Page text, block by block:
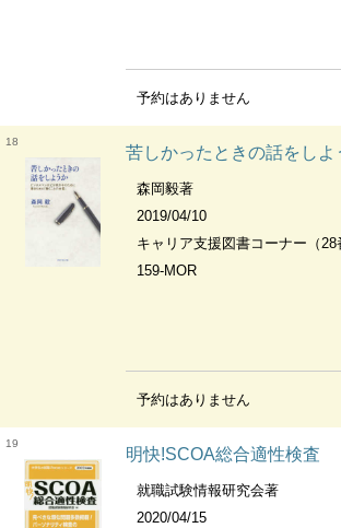
予約はありません
18
苦しかったときの話をしようか ビジネスマンの父が我が子の
森岡毅著
2019/04/10
キャリア支援図書コーナー（28
159-MOR
予約はありません
19
明快!SCOA総合適性検査
就職試験情報研究会著
2020/04/15